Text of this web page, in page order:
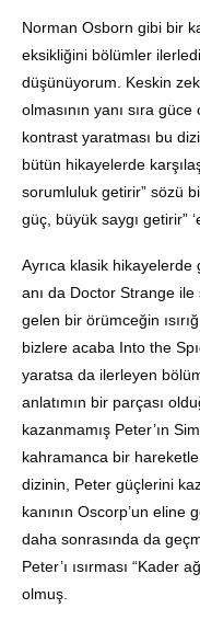
Norman Osborn gibi bir
eksikliğini bölümler
düşünüyorum. Keskin
olmasının yanı sıra
kontrast yaratması bu
bütün hikayelerde
sorumluluk getirir” sözü
güç, büyük saygı getirir”
Ayrıca klasik hikayelerde
anı da Doctor Strange
gelen bir örümceğin
bizlere acaba Into the
yaratsa da ilerleyen
anlatımın bir parçası
kazanmamış Peter’ın
kahramanca bir
dizinin, Peter güçlerini
kanının Oscorp’un eline
daha sonrasında da
Peter’ı ısırması “Kader
olmuş.